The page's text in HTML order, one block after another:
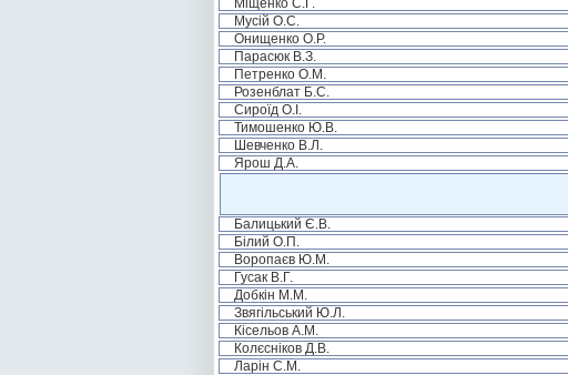
Міщенко С.Г.
Мусій О.С.
Онищенко О.Р.
Парасюк В.З.
Петренко О.М.
Розенблат Б.С.
Сироїд О.І.
Тимошенко Ю.В.
Шевченко В.Л.
Ярош Д.А.
Балицький Є.В.
Білий О.П.
Воропаєв Ю.М.
Гусак В.Г.
Добкін М.М.
Звягільський Ю.Л.
Кісельов А.М.
Колєсніков Д.В.
Ларін С.М.